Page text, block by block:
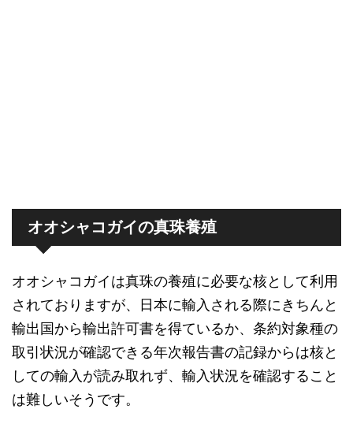
オオシャコガイの真珠養殖
オオシャコガイは真珠の養殖に必要な核として利用
されておりますが、日本に輸入される際にきちんと
輸出国から輸出許可書を得ているか、条約対象種の
取引状況が確認できる年次報告書の記録からは核と
しての輸入が読み取れず、輸入状況を確認すること
は難しいそうです。